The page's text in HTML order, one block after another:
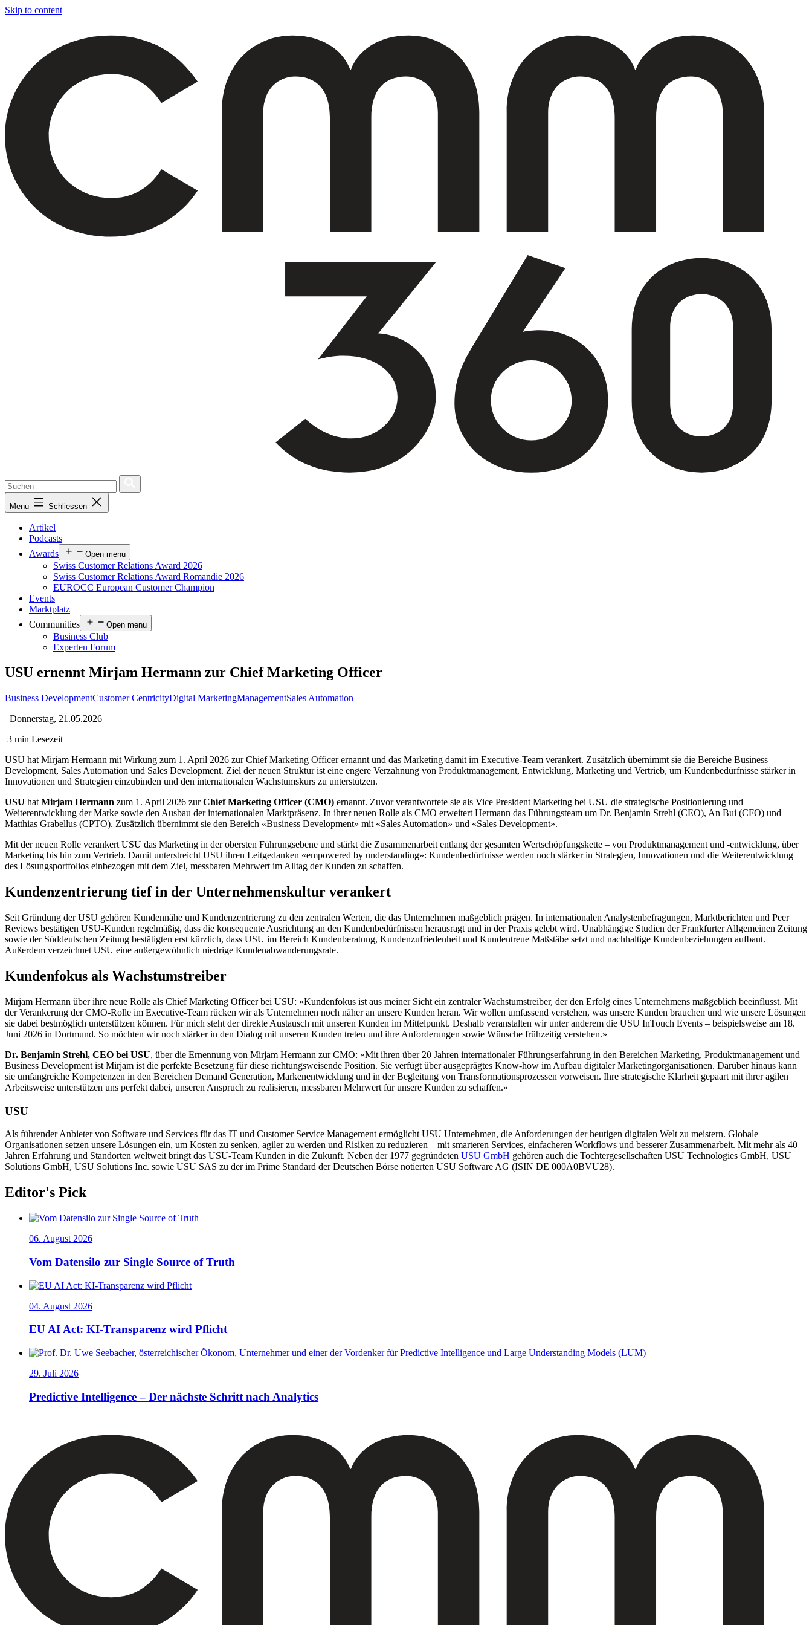
Skip to content
Menu Schliessen
Artikel
Podcasts
Awards
Open menu
Swiss Customer Relations Award 2026
Swiss Customer Relations Award Romandie 2026
EUROCC European Customer Champion
Events
Marktplatz
Communities
Open menu
Business Club
Experten Forum
USU ernennt Mirjam Hermann zur Chief Marketing Officer
Business DevelopmentCustomer CentricityDigital MarketingManagementSales Automation
Donnerstag, 21.05.2026
3 min Lesezeit
USU hat Mirjam Hermann mit Wirkung zum 1. April 2026 zur Chief Marketing Officer ernannt und das Marketing damit im Executive-Team verankert. Zusätzlich übernimmt sie die Bereiche Business
Development, Sales Automation und Sales Development. Ziel der neuen Struktur ist eine engere Verzahnung von Produktmanagement, Entwicklung, Marketing und Vertrieb, um Kundenbedürfnisse stärker in
Innovationen und Strategien einzubinden und den internationalen Wachstumskurs zu unterstützen.
USU hat Mirjam Hermann zum 1. April 2026 zurChief Marketing Officer (CMO) ernannt. Zuvor verantwortete sie als Vice President Marketing bei USU die strategische Positionierung und
Weiterentwicklung der Marke sowie den Ausbau der internationalen Marktpräsenz. In ihrer neuen Rolle als CMO erweitert Hermann das Führungsteam um Dr. Benjamin Strehl (CEO), An Bui (CFO) und
Matthias Grabellus (CPTO). Zusätzlich übernimmt sie den Bereich «Business Development» mit «Sales Automation» und «Sales Development».
Mit der neuen Rolle verankert USU das Marketing in der obersten Führungsebene und stärkt die Zusammenarbeit entlang der gesamten Wertschöpfungskette – von Produktmanagement und -entwicklung, über
Marketing bis hin zum Vertrieb. Damit unterstreicht USU ihren Leitgedanken «empowered by understanding»: Kundenbedürfnisse werden noch stärker in Strategien, Innovationen und die Weiterentwicklung
des Lösungsportfolios einbezogen mit dem Ziel, messbaren Mehrwert im Alltag der Kunden zu schaffen.
Kundenzentrierung tief in der Unternehmenskultur verankert
Seit Gründung der USU gehören Kundennähe und Kundenzentrierung zu den zentralen Werten, die das Unternehmen maßgeblich prägen. In internationalen Analystenbefragungen, Marktberichten und Peer
Reviews bestätigen USU-Kunden regelmäßig, dass die konsequente Ausrichtung an den Kundenbedürfnissen herausragt und in der Praxis gelebt wird. Unabhängige Studien der Frankfurter Allgemeinen Zeitung
sowie der Süddeutschen Zeitung bestätigten erst kürzlich, dass USU im Bereich Kundenberatung, Kundenzufriedenheit und Kundentreue Maßstäbe setzt und nachhaltige Kundenbeziehungen aufbaut.
Außerdem verzeichnet USU eine außergewöhnlich niedrige Kundenabwanderungsrate.
Kundenfokus als Wachstumstreiber
Mirjam Hermann über ihre neue Rolle als Chief Marketing Officer bei USU: «Kundenfokus ist aus meiner Sicht ein zentraler Wachstumstreiber, der den Erfolg eines Unternehmens maßgeblich beeinflusst. Mit
der Verankerung der CMO-Rolle im Executive-Team rücken wir als Unternehmen noch näher an unsere Kunden heran. Wir wollen umfassend verstehen, was unsere Kunden brauchen und wie unsere Lösungen
sie dabei bestmöglich unterstützen können. Für mich steht der direkte Austausch mit unseren Kunden im Mittelpunkt. Deshalb veranstalten wir unter anderem die USU InTouch Events – beispielsweise am 18.
Juni 2026 in Dortmund. So möchten wir noch stärker in den Dialog mit unseren Kunden treten und ihre Anforderungen sowie Wünsche frühzeitig verstehen.»
Dr. Benjamin Strehl, CEO bei USU, über die Ernennung von Mirjam Hermann zur CMO: «Mit ihren über 20 Jahren internationaler Führungserfahrung in den Bereichen Marketing, Produktmanagement und
Business Development ist Mirjam ist die perfekte Besetzung für diese richtungsweisende Position. Sie verfügt über ausgeprägtes Know-how im Aufbau digitaler Marketingorganisationen. Darüber hinaus kann
sie umfangreiche Kompetenzen in den Bereichen Demand Generation, Markenentwicklung und in der Begleitung von Transformationsprozessen vorweisen. Ihre strategische Klarheit gepaart mit ihrer agilen
Arbeitsweise unterstützen uns perfekt dabei, unseren Anspruch zu realisieren, messbaren Mehrwert für unsere Kunden zu schaffen.»
USU
Als führender Anbieter von Software und Services für das IT und Customer Service Management ermöglicht USU Unternehmen, die Anforderungen der heutigen digitalen Welt zu meistern. Globale
Organisationen setzen unsere Lösungen ein, um Kosten zu senken, agiler zu werden und Risiken zu reduzieren – mit smarteren Services, einfacheren Workflows und besserer Zusammenarbeit. Mit mehr als 40
Jahren Erfahrung und Standorten weltweit bringt das USU-Team Kunden in die Zukunft. Neben der 1977 gegründeten USU GmbH gehören auch die Tochtergesellschaften USU Technologies GmbH, USU
Solutions GmbH, USU Solutions Inc. sowie USU SAS zu der im Prime Standard der Deutschen Börse notierten USU Software AG (ISIN DE 000A0BVU28).
Editor's Pick
06. August 2026
Vom Datensilo zur Single Source of Truth
04. August 2026
EU AI Act: KI-Transparenz wird Pflicht
29. Juli 2026
Predictive Intelligence – Der nächste Schritt nach Analytics